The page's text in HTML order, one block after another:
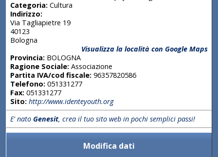
Categoria:Cultura
Indirizzo:
Via Tagliapietre 19
40123
Bologna
Visualizza la località con Google Maps
Provincia:BOLOGNA
Ragione Sociale:Associazione
Partita IVA/cod fiscale:96357820586
Telefono:051331277
Fax:051331277
Sito: http://www.identeyouth.org
E' nato Genesit, crea il tuo sito web in pochi semplici passi!
Modifica dati